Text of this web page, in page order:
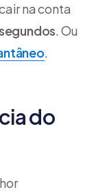
na conta
. Ou
.
do